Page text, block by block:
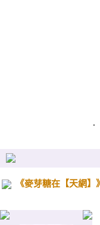
.
《麥芽糖在【天網